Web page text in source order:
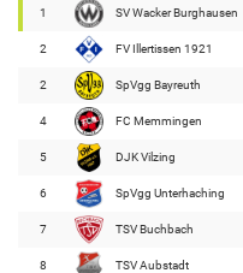
1 SV Wacker Burghausen
2 FV Illertissen 1921
2 SpVgg Bayreuth
4 FC Memmingen
5 DJK Vilzing
6 SpVgg Unterhaching
7 TSV Buchbach
8 TSV Aubstadt